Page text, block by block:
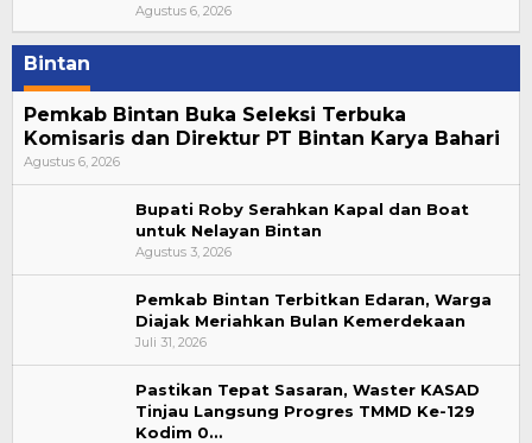
Agustus 6, 2026
Bintan
Pemkab Bintan Buka Seleksi Terbuka
Komisaris dan Direktur PT Bintan Karya Bahari
Agustus 6, 2026
Bupati Roby Serahkan Kapal dan Boat
untuk Nelayan Bintan
Agustus 3, 2026
Pemkab Bintan Terbitkan Edaran, Warga
Diajak Meriahkan Bulan Kemerdekaan
Juli 31, 2026
Pastikan Tepat Sasaran, Waster KASAD
Tinjau Langsung Progres TMMD Ke-129
Kodim 0…